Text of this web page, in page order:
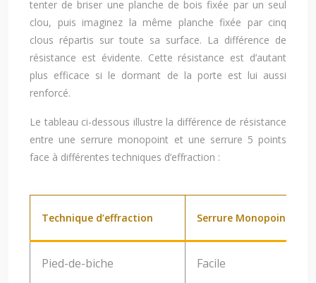
tenter de briser une planche de bois fixée par un seul
clou, puis imaginez la même planche fixée par cinq
clous répartis sur toute sa surface. La différence de
résistance est évidente. Cette résistance est d’autant
plus efficace si le dormant de la porte est lui aussi
renforcé.
Le tableau ci-dessous illustre la différence de résistance
entre une serrure monopoint et une serrure 5 points
face à différentes techniques d’effraction :
Technique d’effraction Serrure Monopoint
Pied-de-biche Facile